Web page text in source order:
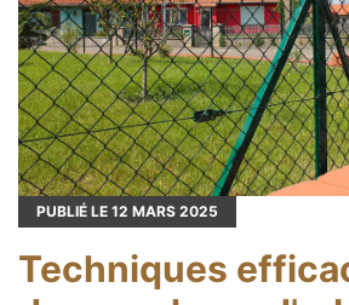
PUBLIÉ LE 12 MARS 2025
Techniques